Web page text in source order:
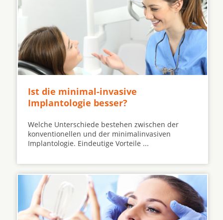
Ist die minimal-invasive
Implantologie besser?
Welche Unterschiede bestehen zwischen der
konventionellen und der minimalinvasiven
Implantologie. Eindeutige Vorteile ...